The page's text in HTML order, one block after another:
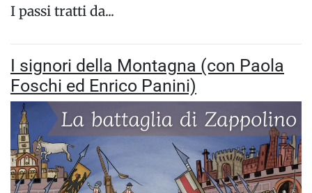
I passi tratti da...
I signori della Montagna (con Paola
Foschi ed Enrico Panini)